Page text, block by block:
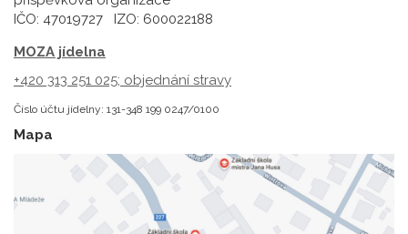
IČO: 47019727 IZO: 600022188
MOZA jídelna
+420 313 251 025; objednání stravy
Číslo účtu jídelny: 131-348 199 0247/0100
Mapa